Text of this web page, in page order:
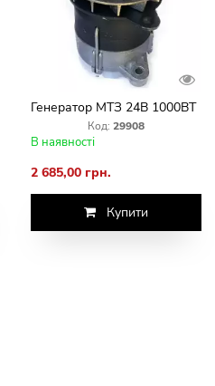
Генератор МТЗ 24В 1000ВТ
Код: 29908
В наявності
2 685,00 грн.
Купити